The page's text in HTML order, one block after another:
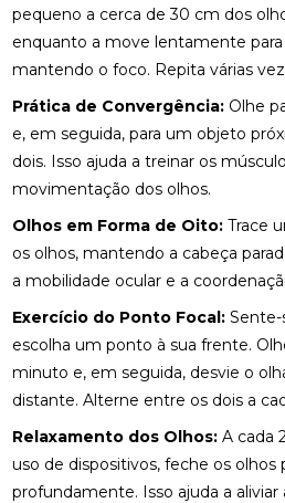
pequeno a cerca de 30 cm dos
enquanto a move lentamente
mantendo o foco. Repita várias
Prática de Convergência: Olhe
e, em seguida, para um objeto
dois. Isso ajuda a treinar os
movimentação dos olhos.
Olhos em Forma de Oito: Trace
os olhos, mantendo a cabeça
a mobilidade ocular e a
Exercício do Ponto Focal:
escolha um ponto à sua frente.
minuto e, em seguida, desvie o
distante. Alterne entre os dois a
Relaxamento dos Olhos: A cada
uso de dispositivos, feche os olhos
profundamente. Isso ajuda a aliviar
PARA ALÍVIO DAS DORES
COMO ENCONTRAR UM ACUPUNTURISTA
COMO ESCOLHER A PALMILHA IDEAL PARA PÉ
CHATO E MELHORAR SEU
PARA SUAS NECESSIDADES
PARA VOCÊ
COMO FUNCIONA A CONSULTA COM UM
ACUPUNTURISTA E O QUE
COMO MELHORAR O ATENDIMENTO DA SUA
COMO MONTAR SUA CLÍNICA?